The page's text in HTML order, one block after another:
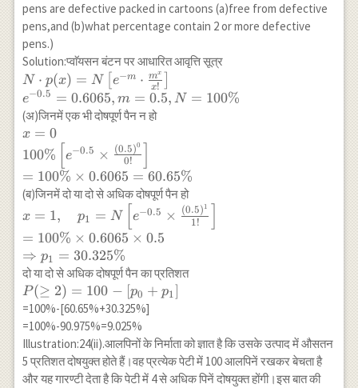
pens are defective packed in cartoons (a)free from defective
pens,and (b)what percentage contain 2 or more defective
pens.)
Solution:प्वाॅयसन बंटन पर आधारित आवृत्ति सूत्र
N \cdot
p(x)=N\left[e^{-
m} \cdot
\frac{m^x}
{x!}\right] \\
e^{-0.5}=0.6065,
m=0.5, N=100
\%
N ⋅ p(x) = N e−m ⋅ x!
mx
e−0.5 = 0.6065, m = 0.5, N = 100%
(अ)जिनमें एक भी दोषपूर्ण पैन न हो
x=0 \\ 100
\%\left[e^{-0.5}
\times
\frac{(0.5)^0}
{0!}\right] \\
=100 \% \times
0.6065=60.65
\%
x = 0
100% [e−0.5 × 0!
(0.5)0 ]
= 100% × 0.6065 = 60.65%
(ब)जिनमें दो या दो से अधिक दोषपूर्ण पैन हो
x=1, \quad p_1
=N\left[e^{-0.5}
\times
\frac{(0.5)^1}
{1!}\right] \\
=100 \% \times
0.6065 \times
0.5 \\
\Rightarrow
p_1=30.325 \%
x = 1, p1 = N [e−0.5 × 1 !
(0.5) 1
= 100% × 0.6065 × 0.5
⇒ p1 = 30.325%
दो या दो से अधिक दोषपूर्ण पैन का प्रतिशत
P(\geq 2)=100-
\left[p_0+p_1\right]
P(≥ 2) = 100 − [p0 + p1 ]
=100%-[60.65%+30.325%]
=100%-90.975%=9.025%
Illustration:24(ii).आलपिनों के निर्माता को ज्ञात है कि उसके उत्पाद में औसतन
5 प्रतिशत दोषयुक्त होते हैं।वह प्रत्येक पेटी में 100 आलपिनें रखकर बेचता है
और यह गारण्टी देता है कि पेटी में 4 से अधिक पिनें दोषयुक्त होंगी।इस बात की